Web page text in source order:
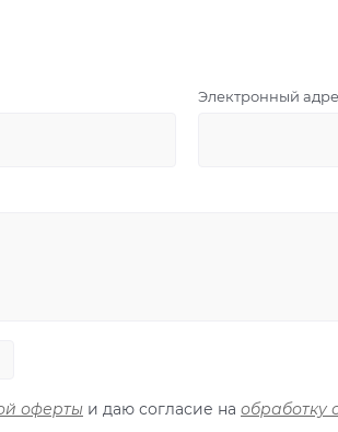
Электронный
оферты и даю согласие на обработку